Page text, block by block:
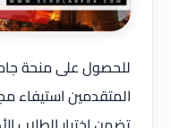
للحصول على منحة
المتقدمين استيفاء